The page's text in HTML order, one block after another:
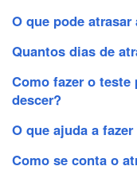
O que pode
Quantos dias de
Como fazer o teste
descer?
O que ajuda a
Como se conta o